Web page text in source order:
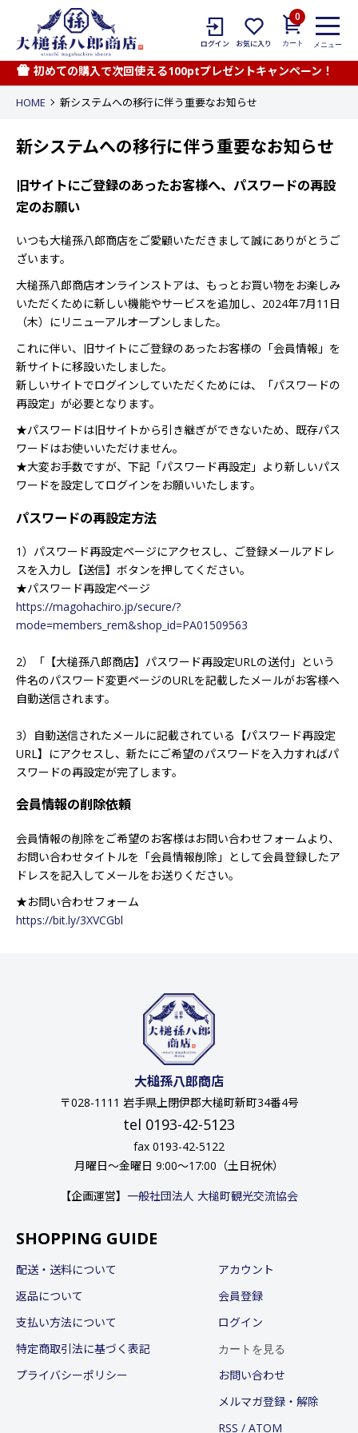
ログイン お気に入り
0
カート メニュー
初めての購入で次回使える100ptプレゼントキャンペーン！
HOME 新システムへの移行に伴う重要なお知らせ
新システムへの移行に伴う重要なお知らせ
旧サイトにご登録のあったお客様へ、パスワードの再設
定のお願い
いつも大槌孫八郎商店をご愛顧いただきまして誠にありがとうご
ざいます。
大槌孫八郎商店オンラインストアは、もっとお買い物をお楽しみ
いただくために新しい機能やサービスを追加し、2024年7月11日
（木）にリニューアルオープンしました。
これに伴い、旧サイトにご登録のあったお客様の「会員情報」を
新サイトに移設いたしました。
新しいサイトでログインしていただくためには、「パスワードの
再設定」が必要となります。
★パスワードは旧サイトから引き継ぎができないため、既存パス
ワードはお使いいただけません。
★大変お手数ですが、下記「パスワード再設定」より新しいパス
ワードを設定してログインをお願いいたします。
パスワードの再設定方法
1）パスワード再設定ページにアクセスし、ご登録メールアドレ
スを入力し【送信】ボタンを押してください。
★パスワード再設定ページ
https://magohachiro.jp/secure/?
mode=members_rem&shop_id=PA01509563
2）「【大槌孫八郎商店】パスワード再設定URLの送付」という
件名のパスワード変更ページのURLを記載したメールがお客様へ
自動送信されます。
3）自動送信されたメールに記載されている【パスワード再設定
URL】にアクセスし、新たにご希望のパスワードを入力すればパ
スワードの再設定が完了します。
会員情報の削除依頼
会員情報の削除をご希望のお客様はお問い合わせフォームより、
お問い合わせタイトルを「会員情報削除」として会員登録したア
ドレスを記入してメールをお送りください。
★お問い合わせフォーム
https://bit.ly/3XVCGbl
大槌孫八郎商店
〒028-1111 岩手県上閉伊郡大槌町新町34番4号
tel 0193-42-5123
fax 0193-42-5122
月曜日〜金曜日 9:00〜17:00（土日祝休）
【企画運営】 一般社団法人 大槌町観光交流協会
SHOPPING GUIDE
配送・送料について
返品について
支払い方法について
特定商取引法に基づく表記
プライバシーポリシー
アカウント
会員登録
ログイン
カートを見る
お問い合わせ
メルマガ登録・解除
RSS / ATOM